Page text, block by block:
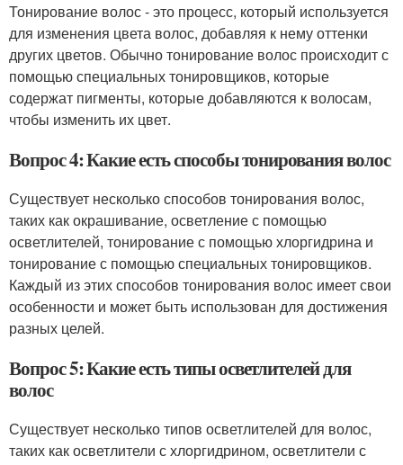
Тонирование волос - это процесс, который используется
для изменения цвета волос, добавляя к нему оттенки
других цветов. Обычно тонирование волос происходит с
помощью специальных тонировщиков, которые
содержат пигменты, которые добавляются к волосам,
чтобы изменить их цвет.
Вопрос 4: Какие есть способы тонирования волос
Существует несколько способов тонирования волос,
таких как окрашивание, осветление с помощью
осветлителей, тонирование с помощью хлоргидрина и
тонирование с помощью специальных тонировщиков.
Каждый из этих способов тонирования волос имеет свои
особенности и может быть использован для достижения
разных целей.
Вопрос 5: Какие есть типы осветлителей для
волос
Существует несколько типов осветлителей для волос,
таких как осветлители с хлоргидрином, осветлители с